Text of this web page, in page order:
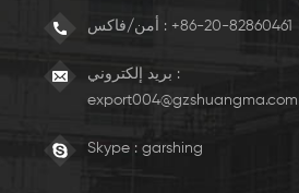
أمن/فاكس : +86-20-82860461
بريد إلكتروني :
export004@gzshuangma.com
Skype : garshing